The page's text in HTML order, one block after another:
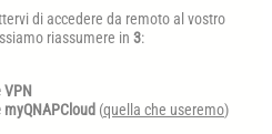
di accedere da remoto al vostro
riassumere in 3:
(quella che useremo)